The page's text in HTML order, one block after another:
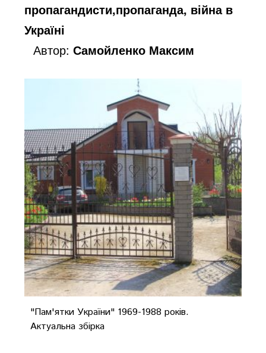
пропагандисти,пропаганда, війна в
Україні
Автор:Самойленко Максим
"Пам'ятки України" 1969-1988 років.
Актуальна збірка